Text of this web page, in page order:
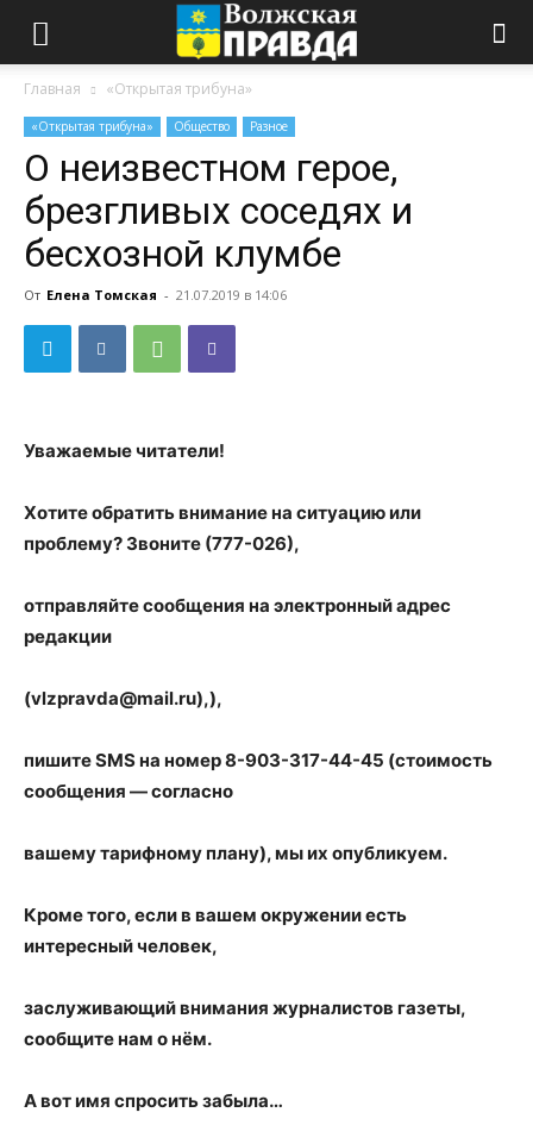
Главная «Открытая трибуна»
«Открытая трибуна» Общество Разное
О неизвестном герое,
брезгливых соседях и
бесхозной клумбе
От Елена Томская - 21.07.2019 в 14:06
Уважаемые читатели!
Хотите обратить внимание на ситуацию или
проблему? Звоните (777-026),
отправляйте сообщения на электронный адрес
редакции
(vlzpravda@mail.ru),),
пишите SMS на номер 8-903-317-44-45 (стоимость
сообщения — согласно
вашему тарифному плану), мы их опубликуем.
Кроме того, если в вашем окружении есть
интересный человек,
заслуживающий внимания журналистов газеты,
сообщите нам о нём.
А вот имя спросить забыла…